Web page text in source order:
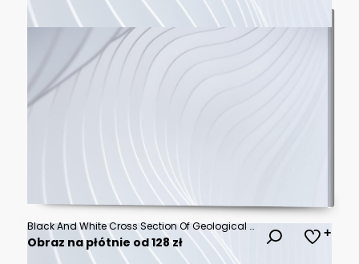
Black And White Cross Section Of Geological Strata With Wavy Lines And Granular Textures Geology Layers
Obraz na płótnie od 128 zł